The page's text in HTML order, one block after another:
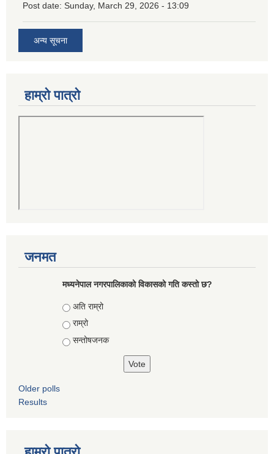
Post date: Sunday, March 29, 2026 - 13:09
अन्य सूचना
हाम्रो पात्रो
जनमत
मध्यनेपाल नगरपालिकाको विकासको गति कस्तो छ?
Choices
अति राम्रो
राम्रो
सन्तोषजनक
Older polls
Results